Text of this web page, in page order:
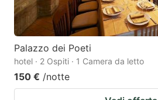
Palazzo dei Poeti
hotel · 2 Ospiti · 1 Camera da letto
150 € /notte